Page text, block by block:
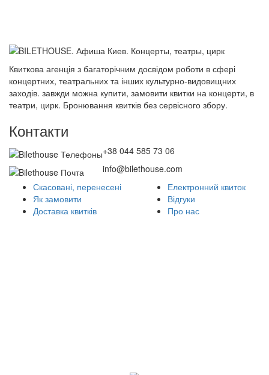
Квиткова агенція з багаторічним досвідом роботи в сфері
концертних, театральних та інших культурно-видовищних
заходів. завжди можна купити, замовити квитки на концерти, в
театри, цирк. Бронювання квитків без сервісного збору.
Контакти
+38 044 585 73 06
info@bilethouse.com
Скасовані, перенесені
Як замовити
Доставка квитків
Електронний квиток
Відгуки
Про нас